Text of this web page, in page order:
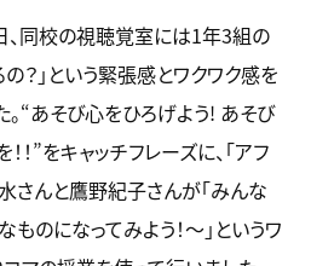
、同校の視聴覚室には1年3組の
？」という緊張感とワクワク感を
“あそび心をひろげよう! あそび
！”をキャッチフレーズに、「アフ
さんと鷹野紀子さんが「みんな
ものになってみよう！～」というワ